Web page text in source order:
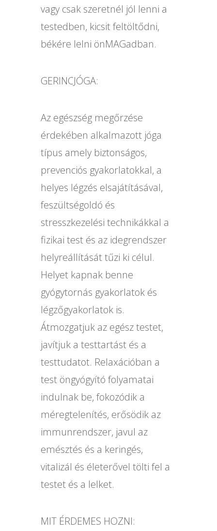
vagy csak szeretnél jól lenni a
testedben, kicsit feltöltődni,
békére lelni önMAGadban.
GERINCJÓGA:
Az egészség megőrzése
érdekében alkalmazott jóga
típus amely biztonságos,
prevenciós gyakorlatokkal, a
helyes légzés elsajátításával,
feszültségoldó és
stresszkezelési technikákkal a
fizikai test és az idegrendszer
helyreállítását tűzi ki célul.
Helyet kapnak benne
gyógytornás gyakorlatok és
légzőgyakorlatok is.
Átmozgatjuk az egész testet,
javítjuk a testtartást és a
testtudatot. Relaxációban a
test öngyógyító folyamatai
indulnak be, fokozódik a
méregtelenítés, erősödik az
immunrendszer, javul az
emésztés és a keringés,
vitalizál és életerővel tölti fel a
testet és a lelket.
MIT ÉRDEMES HOZNI: